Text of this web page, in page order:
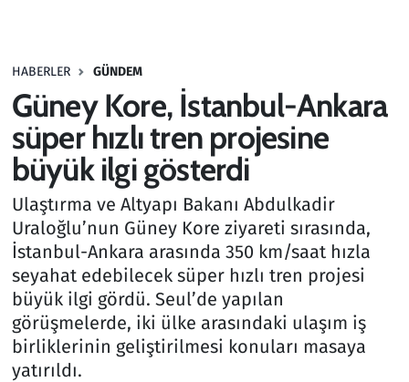
HABERLER GÜNDEM
Güney Kore, İstanbul-Ankara
süper hızlı tren projesine
büyük ilgi gösterdi
Ulaştırma ve Altyapı Bakanı Abdulkadir
Uraloğlu’nun Güney Kore ziyareti sırasında,
İstanbul-Ankara arasında 350 km/saat hızla
seyahat edebilecek süper hızlı tren projesi
büyük ilgi gördü. Seul’de yapılan
görüşmelerde, iki ülke arasındaki ulaşım iş
birliklerinin geliştirilmesi konuları masaya
yatırıldı.
Haber
Kültür Sanat
Kurumsal Haberler
Lezzet Durağı
Memur ve Kamu
Otomobil
Oyun